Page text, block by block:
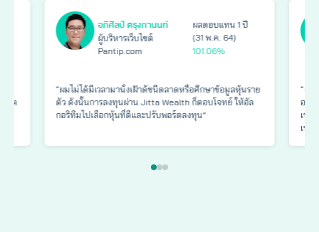
อภิศิลป์ ตรุงกานนท์
ผู้บริหารเว็บไซต์
Pantip.com
ผลตอบแทน 1 ปี
(31 พ.ค. 64)
101.06%
“ผมไม่ได้มีเวลามานั่งเฝ้าดัชนีตลาดหรือศึกษาข้อมูลหุ้นราย
ตัว ดังนั้นการลงทุนผ่าน Jitta Wealth ก็ตอบโจทย์ ให้อัล
กอริทึมไปเลือกหุ้นที่ดีและปรับพอร์ตลงทุน”
“ผม
อยู่แ
เหล่
เหมื
อร์ต